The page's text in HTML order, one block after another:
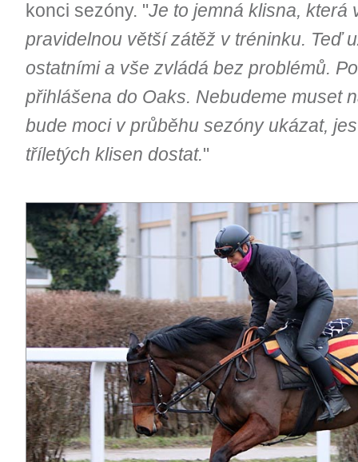
konci sezóny. "Je to jemná klisna, která
pravidelnou větší zátěž v tréninku. Teď
ostatními a vše zvládá bez problémů.
přihlášena do Oaks. Nebudeme muset
bude moci v průběhu sezóny ukázat,
tříletých klisen dostat."